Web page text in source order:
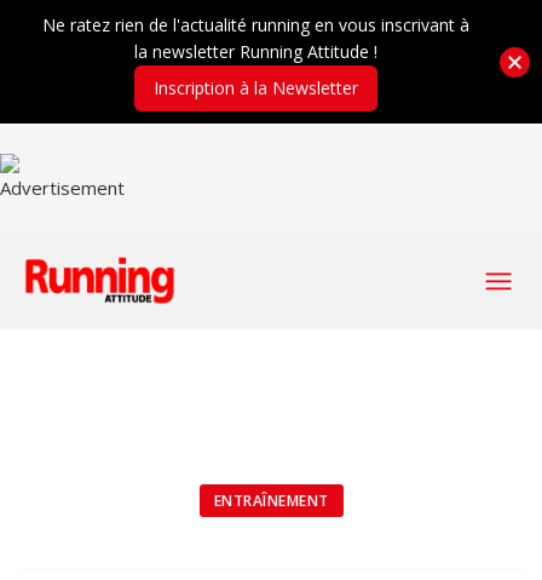
ENTRAÎNEMENT
Ne ratez rien de l'actualité running en vous inscrivant à
la newsletter Running Attitude !
Inscription à la Newsletter